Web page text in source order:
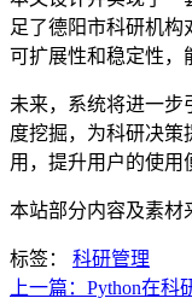
足了德阳市科研机构
可扩展性和稳定性，
未来，系统将进一步
度挖掘，为科研决策
用，提升用户的使用
本站部分内容及素材
标签： 科研管理
上一篇：Python在